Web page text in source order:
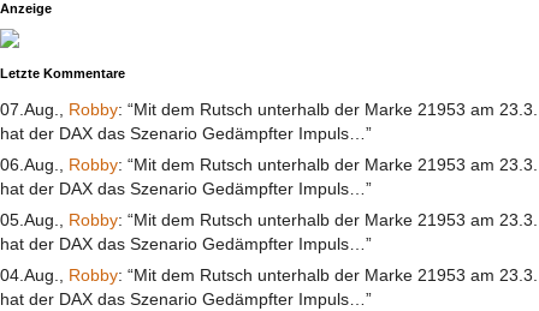
Anzeige
Letzte Kommentare
07.Aug., Robby: “Mit dem Rutsch unterhalb der Marke 21953 am 23.3.
hat der DAX das Szenario Gedämpfter Impuls…”
06.Aug., Robby: “Mit dem Rutsch unterhalb der Marke 21953 am 23.3.
hat der DAX das Szenario Gedämpfter Impuls…”
05.Aug., Robby: “Mit dem Rutsch unterhalb der Marke 21953 am 23.3.
hat der DAX das Szenario Gedämpfter Impuls…”
04.Aug., Robby: “Mit dem Rutsch unterhalb der Marke 21953 am 23.3.
hat der DAX das Szenario Gedämpfter Impuls…”